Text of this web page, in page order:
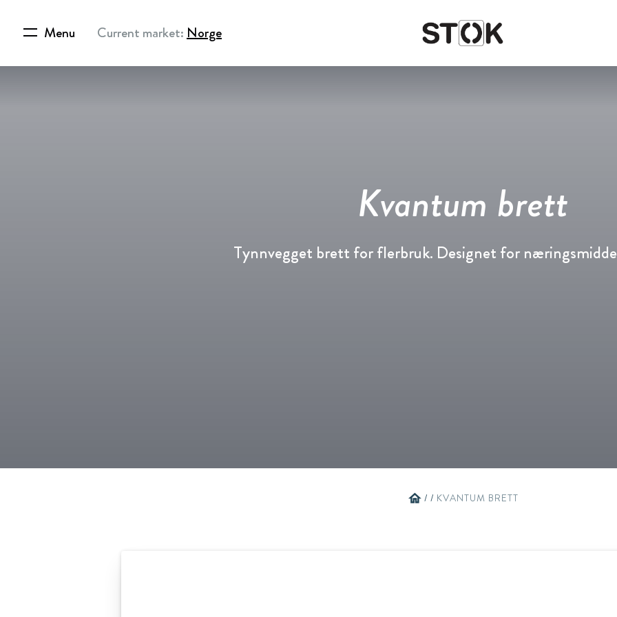
Menu Current market:Norge
Protective packaging
Kvantum brett
Tynnvegget brett for flerbruk. Designet for
home / / KVANTUM BRETT